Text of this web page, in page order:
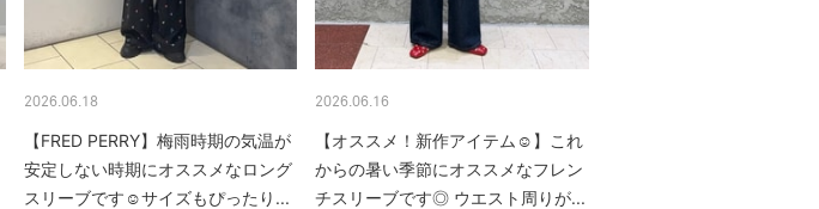
2026.06.18
【FRED PERRY】梅雨時期の気温が
安定しない時期にオススメなロング
スリーブです☺︎サイズもぴったり...
2026.06.16
【オススメ！新作アイテム☺︎】これ
からの暑い季節にオススメなフレン
チスリーブです◎ ウエスト周りが...